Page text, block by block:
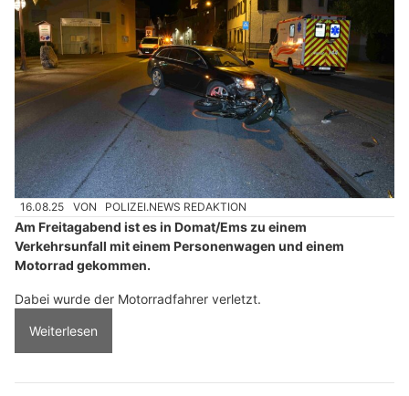
16.08.25 VON POLIZEI.NEWS REDAKTION
Am Freitagabend ist es in Domat/Ems zu einem
Verkehrsunfall mit einem Personenwagen und einem
Motorrad gekommen.
Dabei wurde der Motorradfahrer verletzt.
Weiterlesen